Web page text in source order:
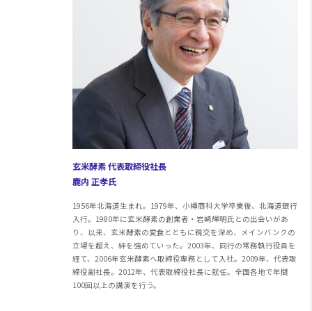
玄米酵素 代表取締役社長
鹿内 正孝氏
1956年北海道生まれ。1979年、小樽商科大学卒業後、北海道銀行
入行。1980年に玄米酵素の創業者・岩崎輝明氏との出会いがあ
り、以来、玄米酵素の愛食とともに親交を深め、メインバンクの
立場を超え、絆を強めていった。2003年、同行の常務執行役員を
経て、2006年玄米酵素へ取締役専務として入社。2009年、代表取
締役副社長。2012年、代表取締役社長に就任。全国各地で年間
100回以上の講演を行う。